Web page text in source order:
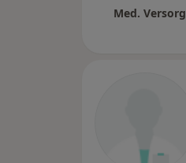
Med.